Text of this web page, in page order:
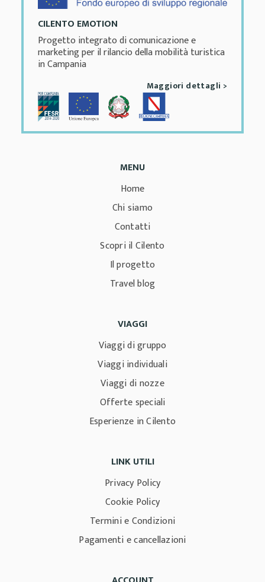
CILENTO EMOTION
Progetto integrato di comunicazione e
marketing per il rilancio della mobilità turistica
in Campania
Maggiori dettagli >
MENU
Home
Chi siamo
Contatti
Scopri il Cilento
Il progetto
Travel blog
VIAGGI
Viaggi di gruppo
Viaggi individuali
Viaggi di nozze
Offerte speciali
Esperienze in Cilento
LINK UTILI
Privacy Policy
Cookie Policy
Termini e Condizioni
Pagamenti e cancellazioni